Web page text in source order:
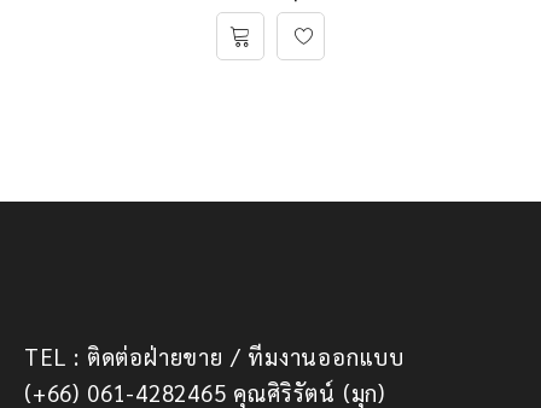
TEL : ติดต่อฝ่ายขาย / ทีมงานออกแบบ
(+66) 061-4282465 คุณศิริรัตน์ (มุก)